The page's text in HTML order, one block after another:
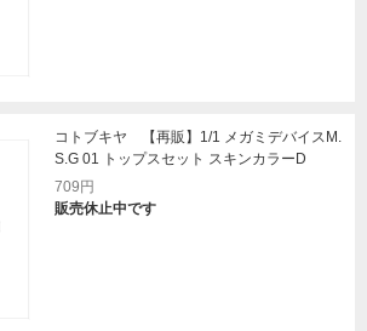
コトブキヤ 【再販】1/1 メガミデバイスM.
S.G 01 トップスセット スキンカラーD
709円
販売休止中です